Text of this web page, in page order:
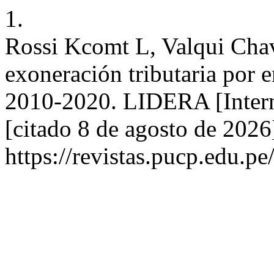
1.
Rossi Kcomt L, Valqui
exoneración tributaria por
2010-2020. LIDERA
[citado 8 de agosto de
https://